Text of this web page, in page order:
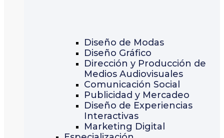
Diseño de Modas
Diseño Gráfico
Dirección y Producción de
Medios Audiovisuales
Comunicación Social
Publicidad y Mercadeo
Diseño de Experiencias
Interactivas
Marketing Digital